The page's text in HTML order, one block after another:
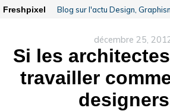
Freshpixel Blog sur l'actu Design,
décembre 25,
Si les
travailler